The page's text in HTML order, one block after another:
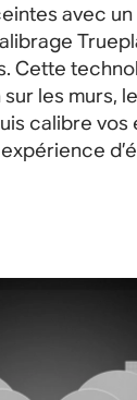
avec un
Cette
les murs,
calibre vos